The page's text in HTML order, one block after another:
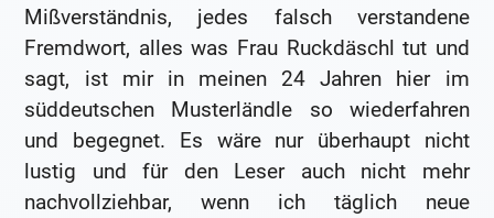
Mißverständnis, jedes falsch verstandene
Fremdwort, alles was Frau Ruckdäschl tut und
sagt, ist mir in meinen 24 Jahren hier im
süddeutschen Musterländle so wiederfahren
und begegnet. Es wäre nur überhaupt nicht
lustig und für den Leser auch nicht mehr
nachvollziehbar, wenn ich täglich neue